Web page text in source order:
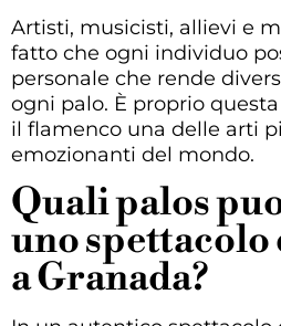
Artisti, musicisti, allievi e
fatto che ogni individuo
personale che rende
ogni palo. È proprio
il flamenco una delle arti
emozionanti del mondo.
Quali palos
uno spettacolo
a Granada?